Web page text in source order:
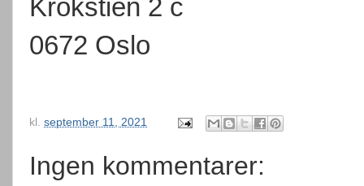
Krokstien 2 c
0672 Oslo
kl. september 11, 2021
Ingen kommentarer: